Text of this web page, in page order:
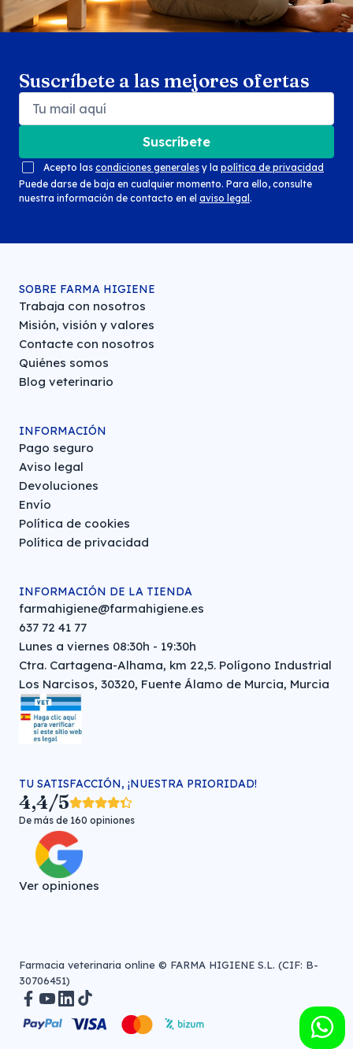
Suscríbete a las mejores ofertas
Suscríbete
Acepto las condiciones generales y la política de privacidad
Puede darse de baja en cualquier momento. Para ello, consulte
nuestra información de contacto en el aviso legal .
SOBRE FARMA HIGIENE
Trabaja con nosotros
Misión, visión y valores
Contacte con nosotros
Quiénes somos
Blog veterinario
INFORMACIÓN
Pago seguro
Aviso legal
Devoluciones
Envío
Política de cookies
Política de privacidad
INFORMACIÓN DE LA TIENDA
farmahigiene@farmahigiene.es
637 72 41 77
Lunes a viernes 08:30h - 19:30h
Ctra. Cartagena-Alhama, km 22,5. Polígono Industrial
Los Narcisos, 30320, Fuente Álamo de Murcia, Murcia
TU SATISFACCIÓN, ¡NUESTRA PRIORIDAD!
4,4/5
De más de 160 opiniones
Ver opiniones
Farmacia veterinaria online © FARMA HIGIENE S.L. (CIF: B-
30706451)